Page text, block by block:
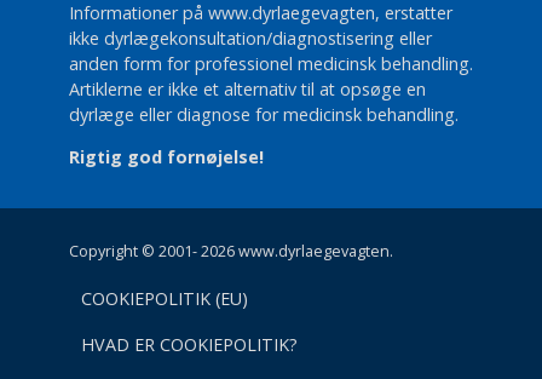
Informationer på www.dyrlaegevagten, erstatter
ikke dyrlægekonsultation/diagnostisering eller
anden form for professionel medicinsk behandling.
Artiklerne er ikke et alternativ til at opsøge en
dyrlæge eller diagnose for medicinsk behandling.
Rigtig god fornøjelse!
Copyright © 2001- 2026 www.dyrlaegevagten.
COOKIEPOLITIK (EU)
HVAD ER COOKIEPOLITIK?